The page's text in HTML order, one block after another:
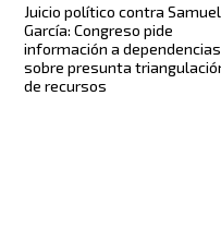
Juicio político contra Samuel
García: Congreso pide
información a dependencias
sobre presunta
de recursos